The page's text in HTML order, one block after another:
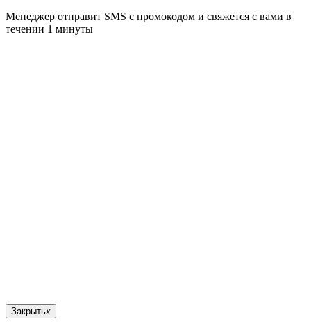
Менеджер отправит SMS с промокодом и свяжется с вами в
течении 1 минуты
Закрытьx